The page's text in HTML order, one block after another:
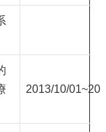
2013/10/